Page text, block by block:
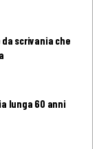
scrivania che
lunga 60 anni